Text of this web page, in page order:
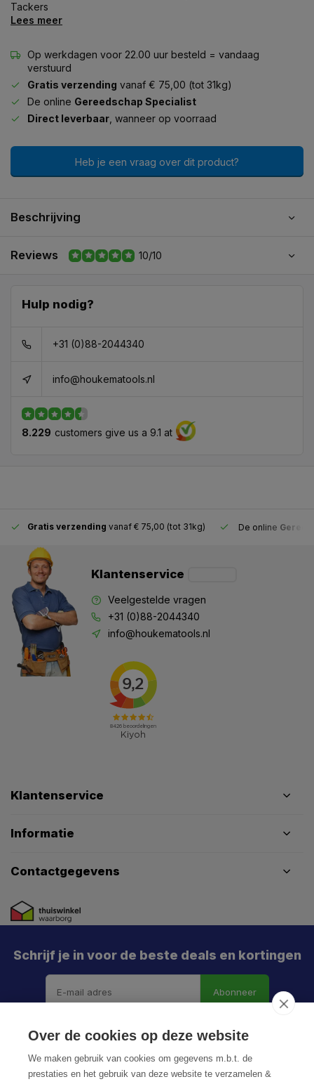
Tackers
Lees meer
Op werkdagen voor 22.00 uur besteld = vandaag
verstuurd
Gratis verzending vanaf € 75,00 (tot 31kg)
De online Gereedschap Specialist
Direct leverbaar , wanneer op voorraad
Heb je een vraag over dit product?
Beschrijving
Reviews 10/10
Hulp nodig?
+31 (0)88-2044340
info@houkematools.nl
8.229 customers give us a 9.1 at
Gratis verzending vanaf € 75,00 (tot 31kg) De online
Klantenservice
Veelgestelde vragen
+31 (0)88-2044340
info@houkematools.nl
Klantenservice
Informatie
Contactgegevens
Schrijf je in voor de beste deals en kortingen
Abonneer
Over de cookies op deze website
We maken gebruik van cookies om gegevens m.b.t. de
prestaties en het gebruik van deze website te verzamelen &